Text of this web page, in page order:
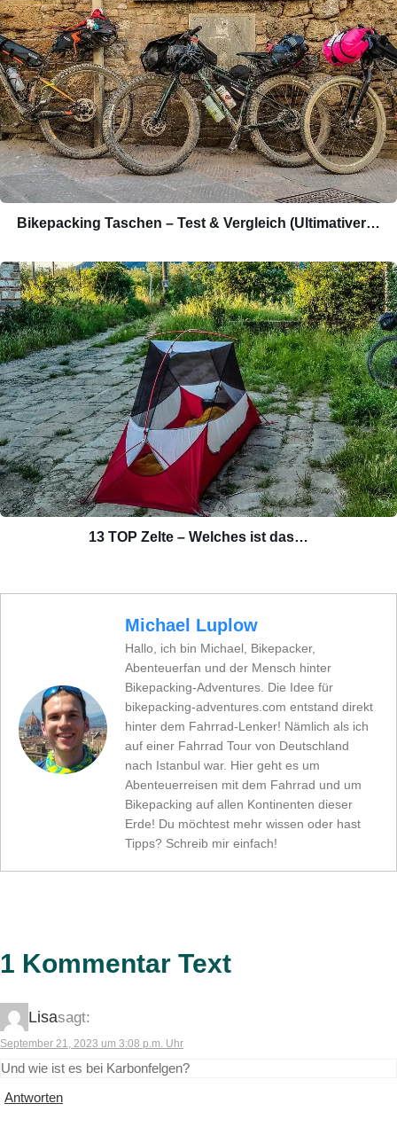
Bikepacking Taschen – Test & Vergleich (Ultimativer…
13 TOP Zelte – Welches ist das…
Michael Luplow
Hallo, ich bin Michael, Bikepacker,
Abenteuerfan und der Mensch hinter
Bikepacking-Adventures. Die Idee für
bikepacking-adventures.com entstand direkt
hinter dem Fahrrad-Lenker! Nämlich als ich
auf einer Fahrrad Tour von Deutschland
nach Istanbul war. Hier geht es um
Abenteuerreisen mit dem Fahrrad und um
Bikepacking auf allen Kontinenten dieser
Erde! Du möchtest mehr wissen oder hast
Tipps? Schreib mir einfach!
1 Kommentar Text
Lisasagt:
September 21, 2023 um 3:08 p.m. Uhr
Und wie ist es bei Karbonfelgen?
Antworten